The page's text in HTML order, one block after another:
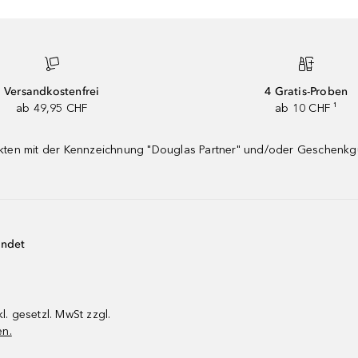
Versandkostenfrei
ab 49,95 CHF
4 Gratis-Proben
ab 10 CHF ¹
mit der Kennzeichnung "Douglas Partner" und/oder
gesetzl. MwSt zzgl.